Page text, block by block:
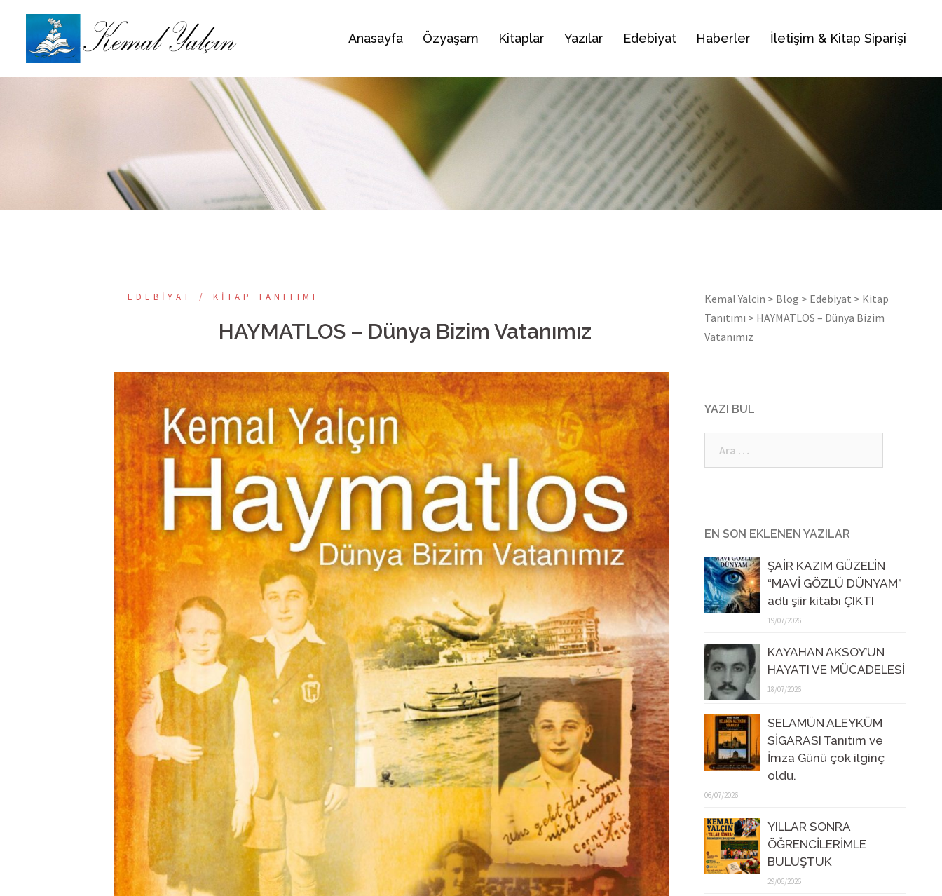
Anasayfa Özyaşam Kitaplar Yazılar Edebiyat Haberler İletişim & Kitap Siparişi
EDEBIYAT KITAP TANITIMI
HAYMATLOS – Dünya Bizim Vatanımız
Kemal Yalcin > Blog > Edebiyat > Kitap
Tanıtımı > HAYMATLOS – Dünya Bizim
Vatanımız
YAZI BUL
EN SON EKLENEN YAZILAR
ŞAİR KAZIM GÜZEL’İN
“MAVİ GÖZLÜ DÜNYAM”
adlı şiir kitabı ÇIKTI
19/07/2026
KAYAHAN AKSOY’UN
HAYATI VE MÜCADELESİ
18/07/2026
SELAMÜN ALEYKÜM
SİGARASI Tanıtım ve
İmza Günü çok ilginç
oldu.
06/07/2026
YILLAR SONRA
ÖĞRENCİLERİMLE
BULUŞTUK
29/06/2026